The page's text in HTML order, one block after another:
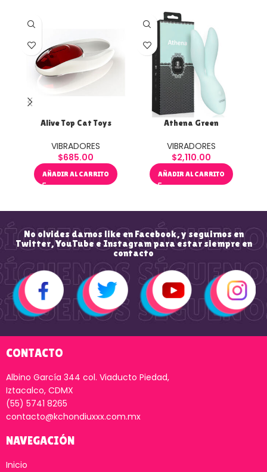
Alive Top Cat Toys
VIBRADORES
$685.00
AÑADIR AL CARRITO
Athena Green
VIBRADORES
$2,110.00
AÑADIR AL CARRITO
No olvides darnos like en Facebook, y seguirnos en
Twitter, YouTube e Instagram para estar siempre en
contacto
CONTACTO
Albino García 344 col. Viaducto Piedad,
Iztacalco, CDMX
(55) 5741 8265
contacto@kchondiuxxx.com.mx
NAVEGACIÓN
Inicio